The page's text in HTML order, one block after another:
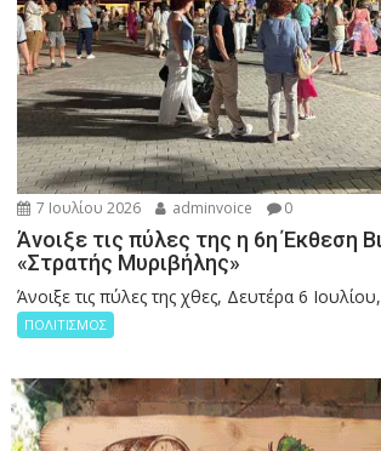
7 Ιουλίου 2026 adminvoice 0
Άνοιξε τις πύλες της η 6η Έκθεση
«Στρατής Μυριβήλης»
Άνοιξε τις πύλες της χθες, Δευτέρα 6
ΠΟΛΙΤΙΣΜΟΣ